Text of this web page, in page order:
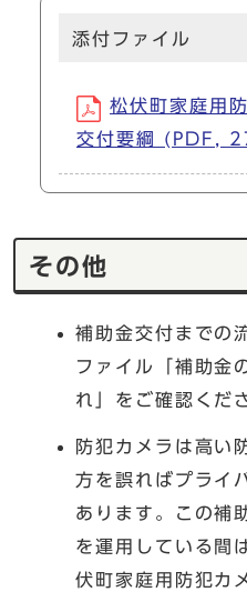
添付ファイル
松伏町家庭用
交付要綱 (PDF,
その他
補助金交付までの
ファイル「補助金
れ」をご確認くだ
防犯カメラは高い
方を誤ればプライ
あります。この補
を運用している間
伏町家庭用防犯カ